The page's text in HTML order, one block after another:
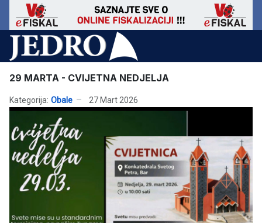
29 MARTA - CVIJETNA NEDJELJA
Kategorija: Obale 27 Mart 2026